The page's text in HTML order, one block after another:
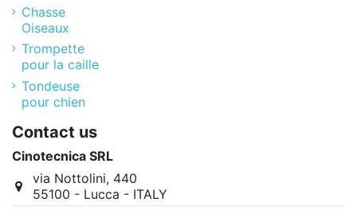
Chasse
Oiseaux
Trompette
pour la caille
Tondeuse
pour chien
Contact us
Cinotecnica SRL
via Nottolini, 440
55100 - Lucca - ITALY